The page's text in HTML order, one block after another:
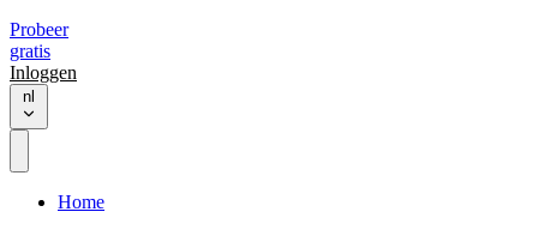
Probeer
gratis
Inloggen
nl
Home